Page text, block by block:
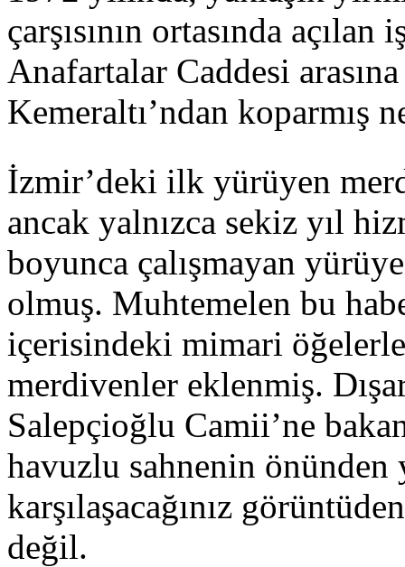
çarşısının ortasında
Anafartalar Caddesi
Kemeraltı’ndan koparmış
İzmir’deki ilk yürüyen
ancak yalnızca sekiz yıl
boyunca çalışmayan
olmuş. Muhtemelen bu
içerisindeki mimari
merdivenler eklenmiş.
Salepçioğlu Camii’ne
havuzlu sahnenin önünden
karşılaşacağınız
değil.